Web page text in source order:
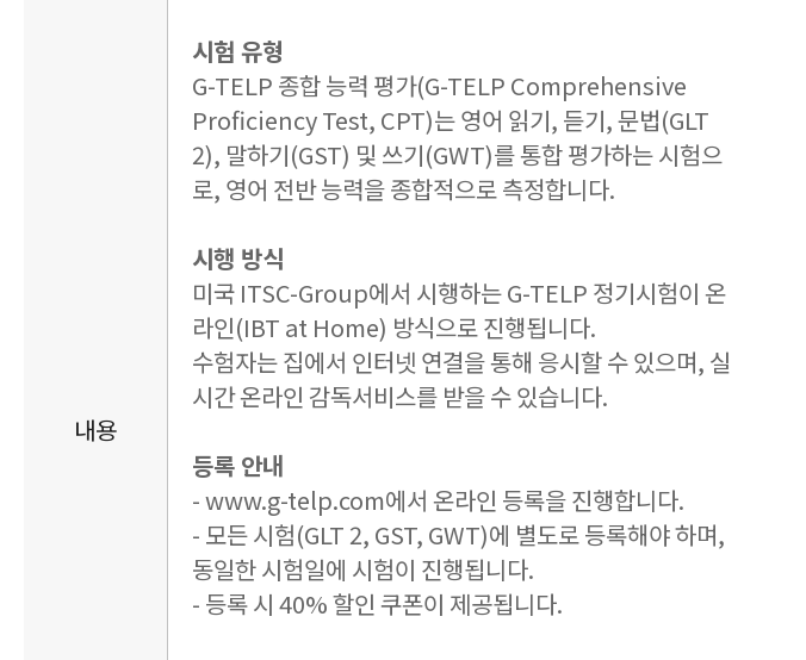
내용
시험 유형
G-TELP 종합 능력 평가(G-TELP Comprehensive
Proficiency Test, CPT)는 영어 읽기, 듣기, 문법(GLT
2), 말하기(GST) 및 쓰기(GWT)를 통합 평가하는 시험으
로, 영어 전반 능력을 종합적으로 측정합니다.
시행 방식
미국 ITSC-Group에서 시행하는 G-TELP 정기시험이 온
라인(IBT at Home) 방식으로 진행됩니다.
수험자는 집에서 인터넷 연결을 통해 응시할 수 있으며, 실
시간 온라인 감독서비스를 받을 수 있습니다.
등록 안내
- www.g-telp.com에서 온라인 등록을 진행합니다.
- 모든 시험(GLT 2, GST, GWT)에 별도로 등록해야 하며,
동일한 시험일에 시험이 진행됩니다.
- 등록 시 40% 할인 쿠폰이 제공됩니다.